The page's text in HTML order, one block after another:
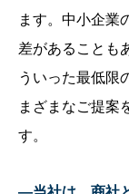
ます。中小企業
差があることも
ういった最低限
まざまなご提案
す。